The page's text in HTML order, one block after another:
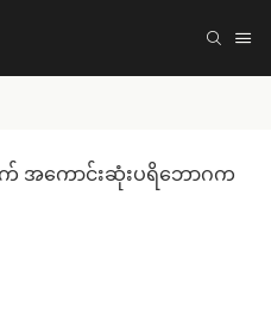
ကောင်းဆုံးပရိဘောဂက